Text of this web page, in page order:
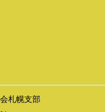
札幌支部